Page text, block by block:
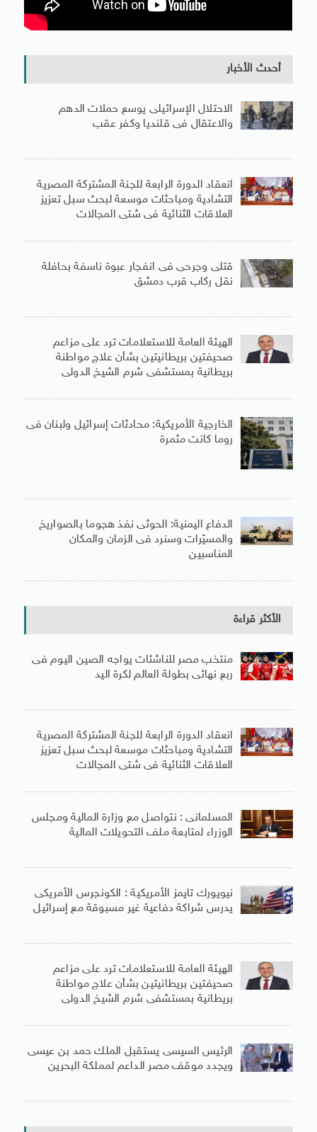
أحدث الأخبار
الاحتلال الإسرائيلى يوسع حملات الدهم
والاعتقال فى قلنديا وكفر عقب
انعقاد الدورة الرابعة للجنة المشتركة المصرية
التشادية ومباحثات موسعة لبحث سبل تعزيز
العلاقات الثنائية فى شتى المجالات
قتلى وجرحى فى انفجار عبوة ناسفة بحافلة
نقل ركاب قرب دمشق
الهيئة العامة للاستعلامات ترد على مزاعم
صحيفتين بريطانيتين بشأن علاج مواطنة
بريطانية بمستشفى شرم الشيخ الدولى
الخارجية الأمريكية: محادثات إسرائيل ولبنان فى
روما كانت مثمرة
الدفاع اليمنية: الحوثى نفذ هجوما بالصواريخ
والمسيّرات وسنرد فى الزمان والمكان
المناسبين
الأكثر قراءة
منتخب مصر للناشئات يواجه الصين اليوم فى
ربع نهائى بطولة العالم لكرة اليد
انعقاد الدورة الرابعة للجنة المشتركة المصرية
التشادية ومباحثات موسعة لبحث سبل تعزيز
العلاقات الثنائية فى شتى المجالات
المسلمانى : نتواصل مع وزارة المالية ومجلس
الوزراء لمتابعة ملف التحويلات المالية
نيويورك تايمز الأمريكية : الكونجرس الأمريكى
يدرس شراكة دفاعية غير مسبوقة مع إسرائيل
الهيئة العامة للاستعلامات ترد على مزاعم
صحيفتين بريطانيتين بشأن علاج مواطنة
بريطانية بمستشفى شرم الشيخ الدولى
الرئيس السيسى يستقبل الملك حمد بن عيسى
ويجدد موقف مصر الداعم لمملكة البحرين